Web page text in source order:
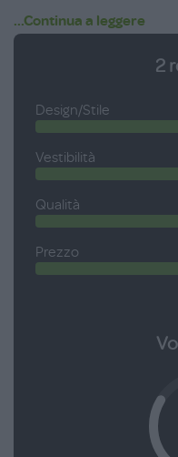
inserite oblique sul
in tinta con visiera cucita
con alamaro e bottone
...Continua a leggere
2
Design/Stile
Vestibilità
Qualità
Prezzo